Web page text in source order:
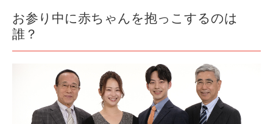
お参り中に赤ちゃんを抱っこするのは
誰？